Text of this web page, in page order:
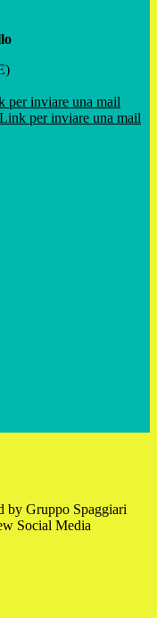
per inviare una mail
Link per inviare una mail
by Gruppo Spaggiari
Social Media